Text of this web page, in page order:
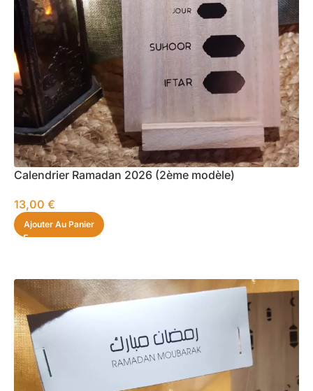
Calendrier Ramadan 2026 (2ème modèle)
13,00 €
Ajouter Au Panier